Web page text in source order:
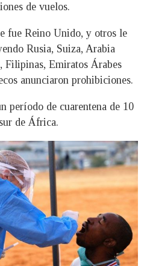
de vuelos.
fue Reino Unido, y otros le
Rusia, Suiza, Arabia
Filipinas, Emiratos Árabes
anunciaron prohibiciones.
período de cuarentena de 10
de África.